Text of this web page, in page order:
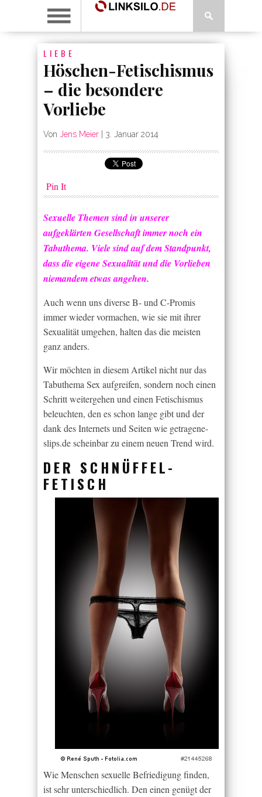
LIEBE
Höschen-Fetischismus
– die besondere
Vorliebe
Von Jens Meier 3. Januar 2014
Pin It
Sexuelle Themen sind in unserer
aufgeklärten Gesellschaft immer noch ein
Tabuthema. Viele sind auf dem Standpunkt,
dass die eigene Sexualität und die Vorlieben
niemandem etwas angehen.
Auch wenn uns diverse B- und C-Promis
immer wieder vormachen, wie sie mit ihrer
Sexualität umgehen, halten das die meisten
ganz anders.
Wir möchten in diesem Artikel nicht nur das
Tabuthema Sex aufgreifen, sondern noch einen
Schritt weitergehen und einen Fetischismus
beleuchten, den es schon lange gibt und der
dank des Internets und Seiten wie getragene-
slips.de scheinbar zu einem neuen Trend wird.
DER SCHNÜFFEL-
FETISCH
Wie Menschen sexuelle Befriedigung finden,
ist sehr unterschiedlich. Den einen genügt der